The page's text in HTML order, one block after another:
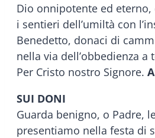
Dio onnipotente ed
i sentieri dell’umiltà con
Benedetto, donaci di
nella via dell’obbedienza a
Per Cristo nostro Signore.
SUI DONI
Guarda benigno, o Padre,
presentiamo nella festa di